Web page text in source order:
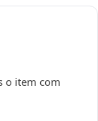
o item com